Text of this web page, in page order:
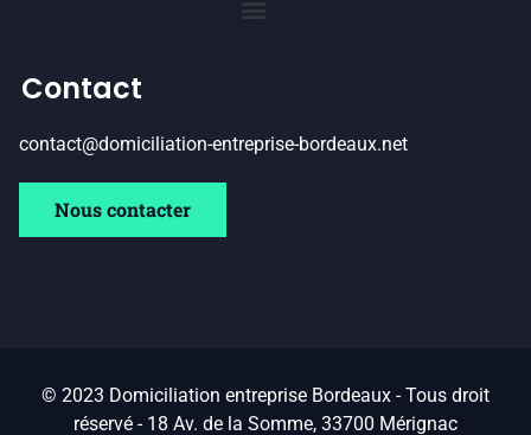
Contact
contact@domiciliation-entreprise-bordeaux.net
Nous contacter
© 2023 Domiciliation entreprise Bordeaux - Tous droit
réservé - 18 Av. de la Somme, 33700 Mérignac